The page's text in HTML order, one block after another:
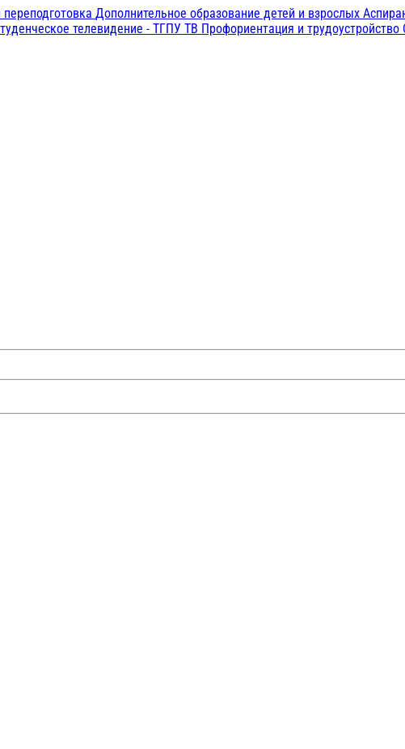
Дополнительное образование детей и взрослых
телевидение - ТГПУ ТВ Профориентация и трудоустройство